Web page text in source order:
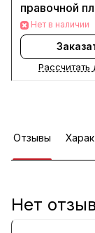
правочной
оправкой)
Нет в наличии
Рассчитать
Отзывы
Нет